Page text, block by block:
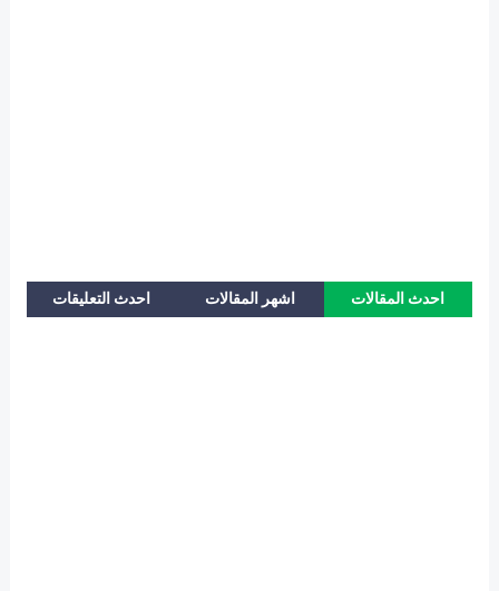
احدث المقالات اشهر المقالات احدث التعليقات